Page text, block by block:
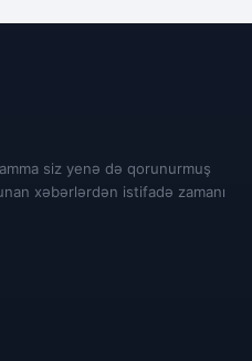
siz yenə də qorunurmuş
xəbərlərdən istifadə zamanı